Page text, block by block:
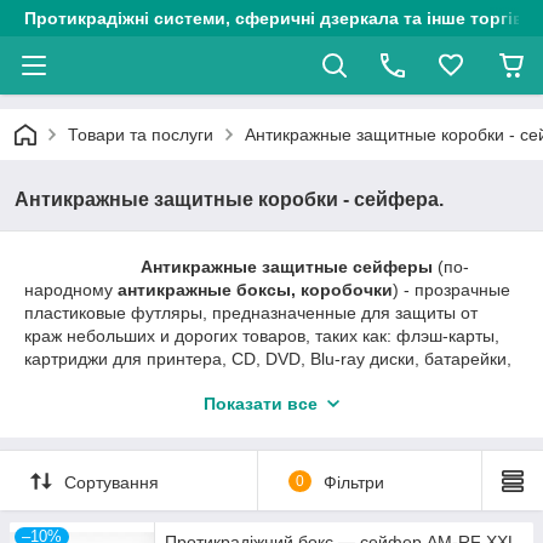
Протикрадіжні системи, сферичні дзеркала та інше
Товари та послуги Антикражные защитные коробки -
Антикражные защитные коробки - сейфера.
Антикражные защитные сейферы (по-
народному антикражные боксы, коробочки) - прозрачные
пластиковые футляры, предназначенные для защиты от
краж небольших и дорогих товаров, таких как: флэш-карты,
картриджи для принтера, CD, DVD, Blu-ray диски, батарейки,
парфюмерия и косметика, строительные инструменты и
многоразовым оборудованием. Их конструкция включает в
себя специализированный замок, предотвращающий
несанкционированный доступ к товару. Открыть сейфер
Показати все
Сортування 0 Фільтри
–10%